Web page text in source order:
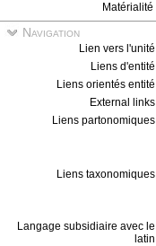
Matérialité
Navigation
Lien vers l'unité
Liens d'entité
Liens orientés entité
External links
Liens partonomiques
Liens taxonomiques
Langage subsidiaire avec le
latin